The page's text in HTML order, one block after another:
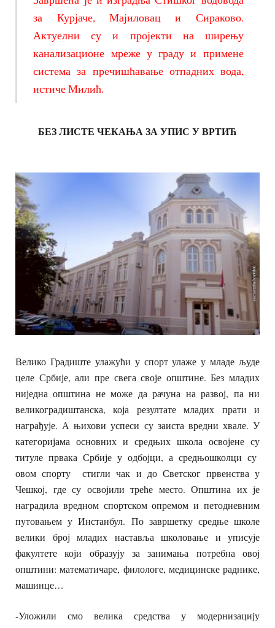
за Курјаче, Мајиловац и Сираково.
Актуелни су и пројекти на ширењу
канализационе мреже у граду и примене
система за пречишћавање отпадних вода,
истиче Милић.
БЕЗ ЛИСТЕ ЧЕКАЊА ЗА УПИС У ВРТИЋ
Велико Градиште улажући у спорт улаже у младе људе
целе Србије, али пре свега своје општине. Без младих
ниједна општина не може да рачуна на развој, па ни
великоградиштанска, која резултате младих прати и
награђује. А њихови успеси су заиста вредни хвале. У
категоријама основних и средњих школа освојене су
титуле првака Србије у одбојци, а средњошколци су
овом спорту стигли чак и до Светског првенства у
Чешкој, где су освојили треће место. Општина их је
наградила вредном спортском опремом и петодневним
путовањем у Инстанбул. По завршетку средње школе
велики број младих наставља школовање и уписује
факултете који образују за занимања потребна овој
општини: математичаре, филологе, медицинске раднике,
машинце…
-Уложили смо велика средства у модернизацију